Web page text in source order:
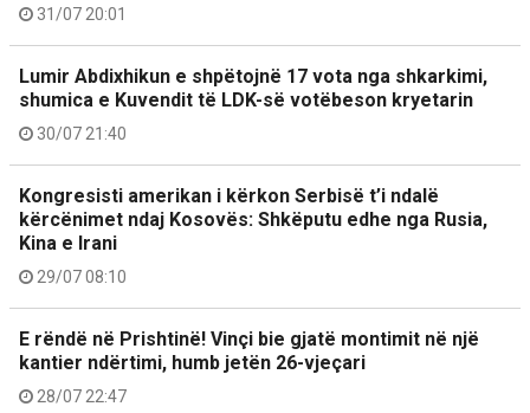
31/07 20:01
Lumir Abdixhikun e shpëtojnë 17 vota nga shkarkimi,
shumica e Kuvendit të LDK-së votëbeson kryetarin
30/07 21:40
Kongresisti amerikan i kërkon Serbisë t’i ndalë
kërcënimet ndaj Kosovës: Shkëputu edhe nga Rusia,
Kina e Irani
29/07 08:10
E rëndë në Prishtinë! Vinçi bie gjatë montimit në një
kantier ndërtimi, humb jetën 26-vjeçari
28/07 22:47